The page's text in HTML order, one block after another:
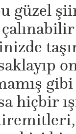
güzel
hiçbir